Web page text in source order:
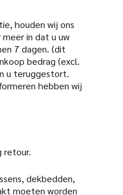
houden wij ons
in dat u uw
7 dagen. (dit
bedrag (excl.
u teruggestort.
hebben wij
retour.
dekbedden,
moeten worden